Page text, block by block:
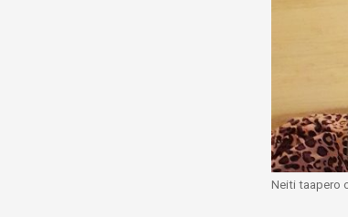
Neiti taapero